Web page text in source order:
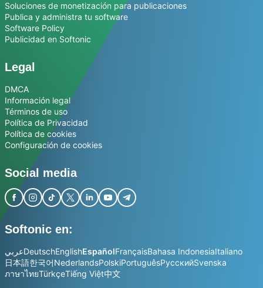
Soluciones de monetización para publicaciones
Publica y administra tu software
Software Policy
Publicidad en Softonic
Legal
DMCA
Información legal
Términos de uso
Política de Privacidad
Política de cookies
Configuración de cookies
Social media
Softonic en:
عربيDeutschEnglishEspañolFrançaisBahasa IndonesiaItaliano
日本語한국어NederlandsPolskiPortuguêsРусскийSvenska
ภาษาไทยTürkçeTiếng Việt中文